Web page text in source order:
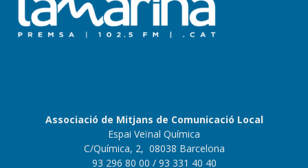
Associació de Mitjans de Comunicació Local
Espai Veïnal Química
C/Química, 2, 08038 Barcelona
93 296 80 00 / 93 331 40 40